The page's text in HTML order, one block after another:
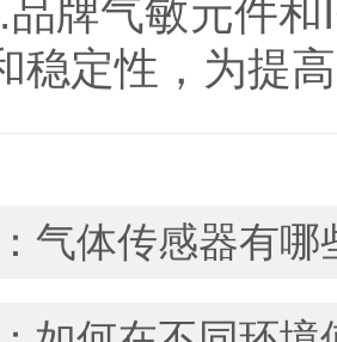
气敏元件和
稳定性，为提
气体传感器有哪